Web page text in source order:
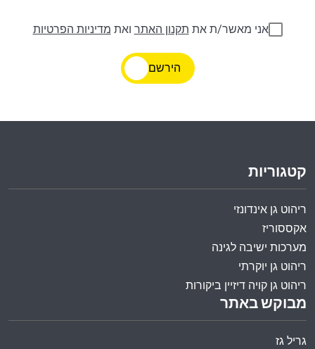
אני מאשר/ת את תקנון האתר ואת מדיניות הפרטיות
הירשם
מבוקש באתר
גריל גז
קטגוריות
ריהוט גן אינדונזי
אקססוריז
מערכות ישיבה לגינה
ריהוט גן יוקרתי
ריהוט גן קויה דיזיין ביקורות